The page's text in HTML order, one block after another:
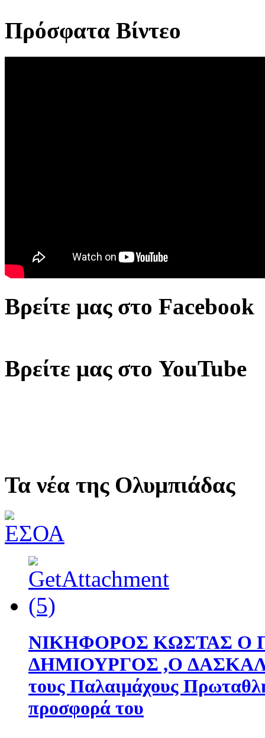
Πρόσφατα Βίντεο
Βρείτε μας στο Facebook
Βρείτε μας στο YouTube
Τα νέα της Ολυμπιάδας
ΝΙΚΗΦΟΡΟΣ ΚΩΣΤΑΣ Ο
ΔΗΜΙΟΥΡΓΟΣ ,O
τους Παλαιμάχους
προσφορά του